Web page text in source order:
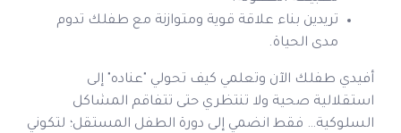
تريدين بناء علاقة قوية ومتوازنة مع طفلك تدوم
مدى الحياة.
أفيدي طفلك الآن وتعلمي كيف تحولي "عناده" إلى
استقلالية صحية ولا تنتظري حتى تتفاقم المشاكل
السلوكية… فقط انضمي إلى دورة الطفل المستقل؛ لتكوني